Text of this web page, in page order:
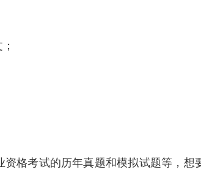
格考试的历年真题和模拟试题等，想